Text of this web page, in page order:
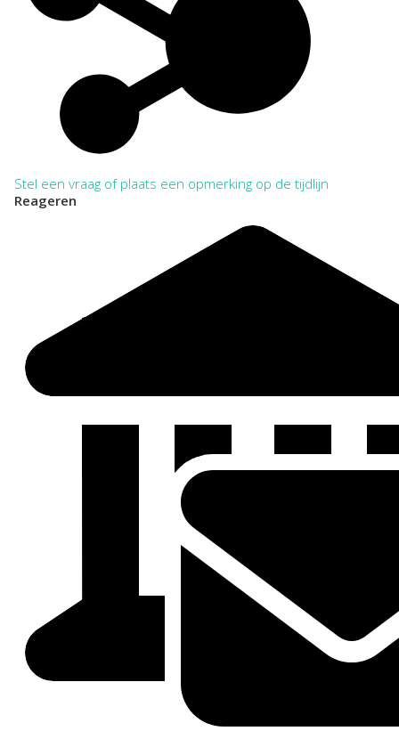
Regionaal Archief Zuid-Utrecht, Wijk bij Duurstede. Toegang
298 Collectie C. de Kruijf over de Grebbeberg te Rhenen
NL-WbdRAZU. 298
Categorie:
Families en Personen
Huizen
Stel een vraag of plaats een opmerking op de tijdlijn
Reageren